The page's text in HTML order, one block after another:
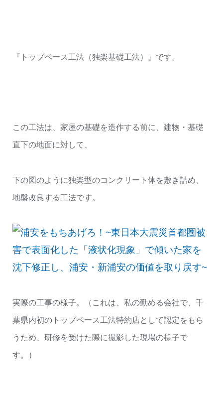
『トップベース工法（独楽基礎工法）』です。
この工法は、家屋の基礎を造作する前に、建物・基礎
直下の地面に対して、
下の図のように独楽型のコンクリート体を敷き詰め、
地盤改良する工法です。
実際の工事の様子。（これは、私の勤める会社で、千
葉県内初のトップベース工法特約店として認定をもら
うため、研修を受けた際に撮影した現場の様子で
す。）